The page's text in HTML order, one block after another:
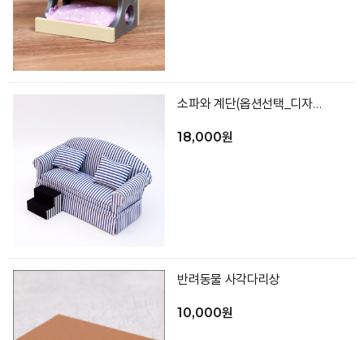
소파와 계단(옵션선택_디자인랜덤)
18,000원
반려동물 사각다리상
10,000원